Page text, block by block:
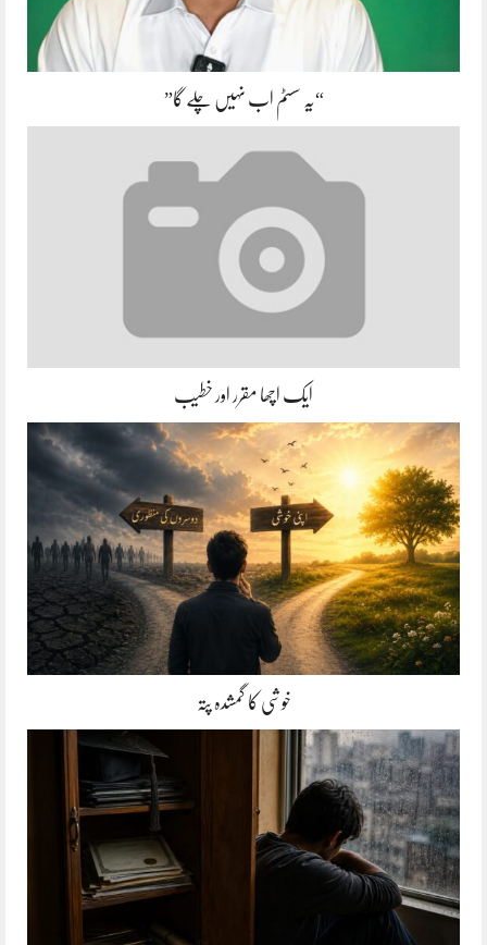
“یہ سسٹم اب نہیں چلے گا”
ایک اچھا مقرر اور خطیب
خوشی کا گمشدہ پتہ